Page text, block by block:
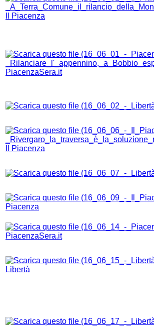
Il Piacenza
PiacenzaSera.it
Il Piacenza
Piacenza
PiacenzaSera.it
Libertà